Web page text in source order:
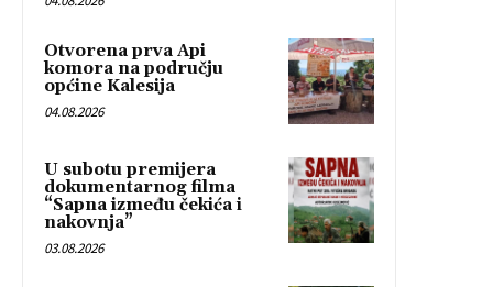
Otvorena prva Api
komora na području
općine Kalesija
04.08.2026
U subotu premijera
dokumentarnog filma
“Sapna između čekića i
nakovnja”
03.08.2026